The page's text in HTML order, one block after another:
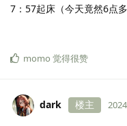
7：57起床（今天竟然6点
momo 觉得很赞
dark 楼主